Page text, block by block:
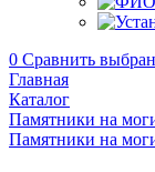
0 Сравнить
Главная
Каталог
Памятники на
Памятники на